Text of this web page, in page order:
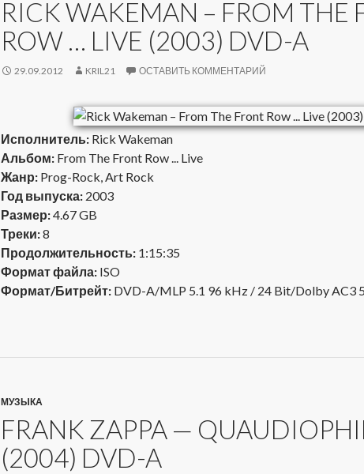
RICK WAKEMAN – FROM THE
ROW … LIVE (2003) DVD-A
29.09.2012 KRIL21 ОСТАВИТЬ КОММЕНТАРИЙ
Исполнитель: Rick Wakeman
Альбом: From The Front Row ... Live
Жанр: Prog-Rock, Art Rock
Год выпуска: 2003
Размер:4.67 GB
Треки:8
Продолжительность: 1:15:35
Формат файла: ISO
Формат/Битрейт: DVD-A/MLP 5.1 96 kHz / 24 Bit/Dolby AC3
МУЗЫКА
FRANK ZAPPA —
(2004) DVD-A